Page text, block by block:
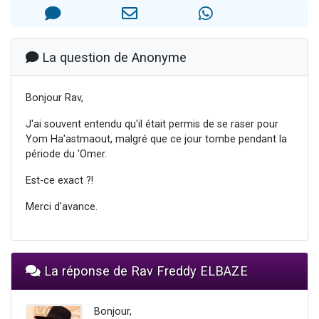
Il reste 49 places pour étudier en groupe sur Zoom
3 personnes viennent de faire un don pour Diane, 80 ans, dans un appartement insalubre
La question de Anonyme
Bonjour Rav,
J'ai souvent entendu qu'il était permis de se raser pour
Yom Ha'astmaout, malgré que ce jour tombe pendant la
période du 'Omer.
Est-ce exact ?!
Merci d'avance.
La réponse de Rav Freddy ELBAZE
Bonjour,